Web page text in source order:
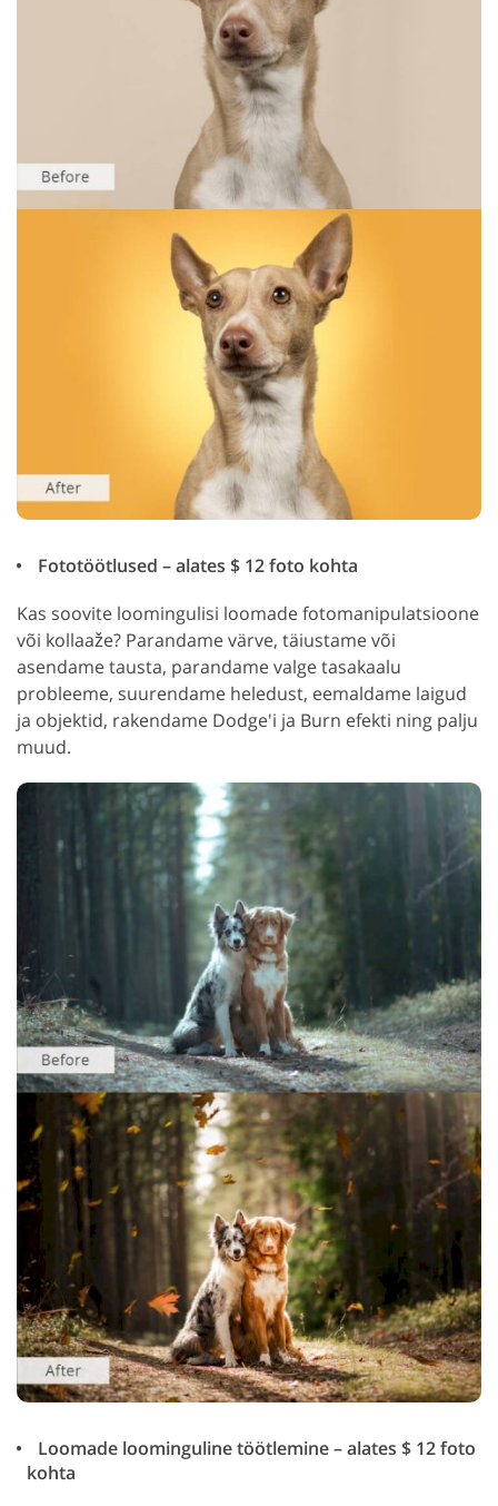
Fototöötlused – alates $ 12 foto kohta
Kas soovite loomingulisi loomade fotomanipulatsioone
või kollaaže? Parandame värve, täiustame või
asendame tausta, parandame valge tasakaalu
probleeme, suurendame heledust, eemaldame laigud
ja objektid, rakendame Dodge'i ja Burn efekti ning palju
muud.
Loomade loominguline töötlemine – alates $ 12 foto
kohta